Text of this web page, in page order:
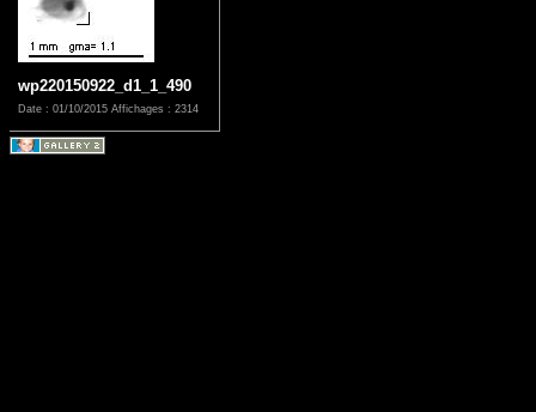
wp220150922_d1_1_490
Date : 01/10/2015 Affichages : 2314